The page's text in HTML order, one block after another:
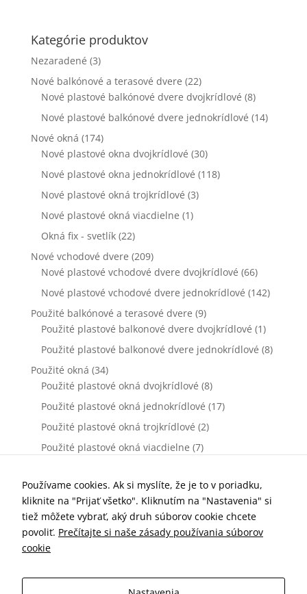
Kategórie produktov
Nezaradené (3)
Nové balkónové a terasové dvere (22)
Nové plastové balkónové dvere dvojkrídlové (8)
Nové plastové balkónové dvere jednokrídlové (14)
Nové okná (174)
Nové plastové okna dvojkrídlové (30)
Nové plastové okna jednokrídlové (118)
Nové plastové okná trojkrídlové (3)
Nové plastové okná viacdielne (1)
Okná fix - svetlík (22)
Nové vchodové dvere (209)
Nové plastové vchodové dvere dvojkrídlové (66)
Nové plastové vchodové dvere jednokrídlové (142)
Použité balkónové a terasové dvere (9)
Použité plastové balkonové dvere dvojkrídlové (1)
Použité plastové balkonové dvere jednokrídlové (8)
Použité okná (34)
Použité plastové okná dvojkrídlové (8)
Použité plastové okná jednokrídlové (17)
Použité plastové okná trojkrídlové (2)
Použité plastové okná viacdielne (7)
Použité plastové vchodové dvere dvojkrídlové (0)
Použité plastové vchodové dvere jednokrídlové (0)
Príslušenstvo k oknám a dverám (77)
Kľučky dverové (10)
Parapety vonkajšie (19)
Používame cookies. Ak si myslíte, že je to v poriadku,
kliknite na "Prijať všetko". Kliknutím na "Nastavenia" si
tiež môžete vybrať, aký druh súborov cookie chcete
povoliť. Prečítajte si naše zásady používania súborov
cookie
a správania
počas návštevy
našej stránky
zvyšujete šancu
kvalitnejšie
obsahu a
ponúk.